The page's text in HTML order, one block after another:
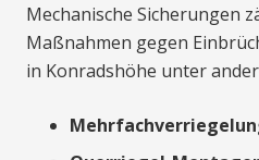
Mechanische Sicherungen
Maßnahmen gegen
in Konradshöhe unter